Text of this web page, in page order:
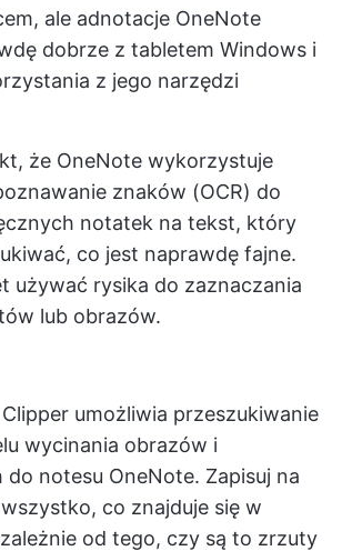
ale adnotacje OneNote
dobrze z tabletem Windows i
z jego narzędzi
że OneNote wykorzystuje
znaków (OCR) do
notatek na tekst, który
co jest naprawdę fajne.
używać rysika do zaznaczania
lub obrazów.
umożliwia przeszukiwanie
wycinania obrazów i
do notesu OneNote. Zapisuj na
co znajduje się w
od tego, czy są to zrzuty